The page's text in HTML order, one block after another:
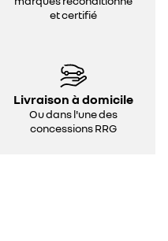
et certifié
Livraison à domicile
Ou dans l'une des
concessions RRG